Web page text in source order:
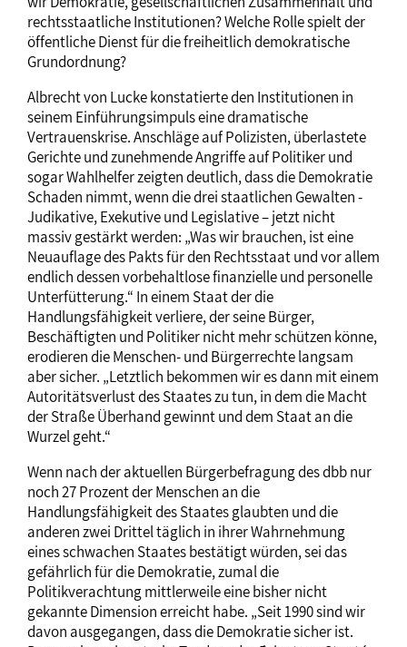
rechtsstaatliche Institutionen? Welche Rolle spielt der
öffentliche Dienst für die freiheitlich demokratische
Grundordnung?
Albrecht von Lucke konstatierte den Institutionen in
seinem Einführungsimpuls eine dramatische
Vertrauenskrise. Anschläge auf Polizisten, überlastete
Gerichte und zunehmende Angriffe auf Politiker und
sogar Wahlhelfer zeigten deutlich, dass die Demokratie
Schaden nimmt, wenn die drei staatlichen Gewalten -
Judikative, Exekutive und Legislative – jetzt nicht
massiv gestärkt werden: „Was wir brauchen, ist eine
Neuauflage des Pakts für den Rechtsstaat und vor allem
endlich dessen vorbehaltlose finanzielle und personelle
Unterfütterung.“ In einem Staat der die
Handlungsfähigkeit verliere, der seine Bürger,
Beschäftigten und Politiker nicht mehr schützen könne,
erodieren die Menschen- und Bürgerrechte langsam
aber sicher. „Letztlich bekommen wir es dann mit einem
Autoritätsverlust des Staates zu tun, in dem die Macht
der Straße Überhand gewinnt und dem Staat an die
Wurzel geht.“
Wenn nach der aktuellen Bürgerbefragung des dbb nur
noch 27 Prozent der Menschen an die
Handlungsfähigkeit des Staates glaubten und die
anderen zwei Drittel täglich in ihrer Wahrnehmung
eines schwachen Staates bestätigt würden, sei das
gefährlich für die Demokratie, zumal die
Politikverachtung mittlerweile eine bisher nicht
gekannte Dimension erreicht habe. „Seit 1990 sind wir
davon ausgegangen, dass die Demokratie sicher ist.